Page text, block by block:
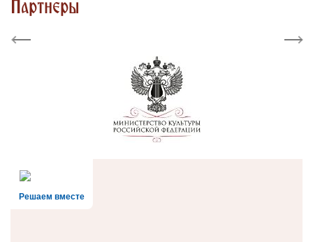
Партнеры
Previous Next
Решаем вместе